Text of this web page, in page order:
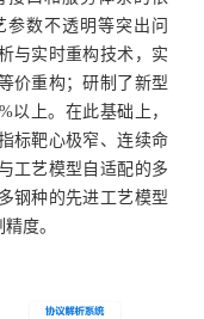
数不透明等突出问
与实时重构技术，实
价重构；研制了新型
以上。在此基础上，
标靶心极窄、连续命
工艺模型自适配的多
钢种的先进工艺模型
度。